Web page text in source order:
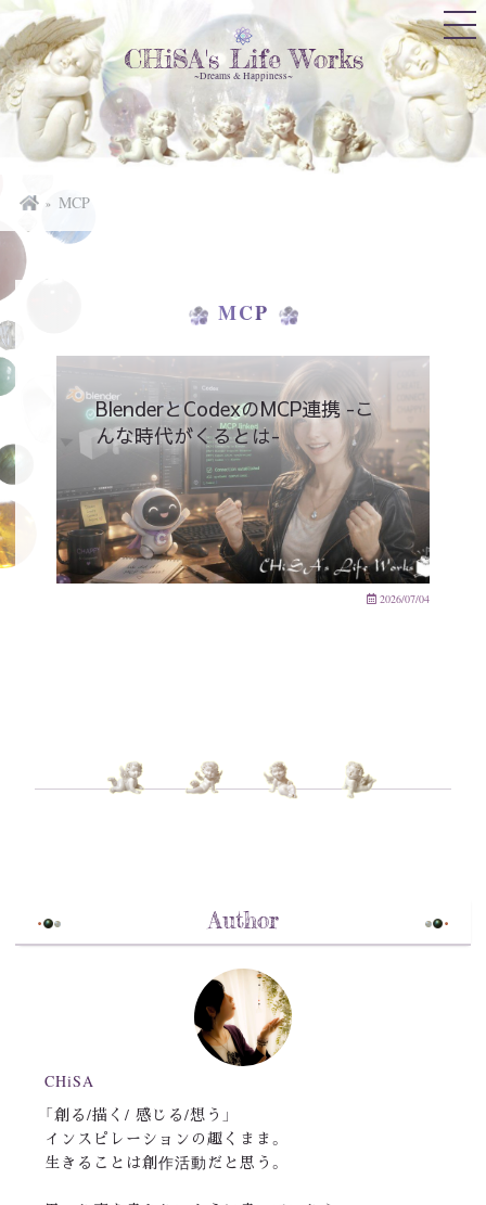
CHiSA's Life Works
~Dreams & Happiness~
MCP
MCP
BlenderとCodexのMCP連携 -こ
んな時代がくるとは-
2026/07/04
Author
CHiSA
「創る/描く/ 感じる/想う」
インスピレーションの趣くまま。
生きることは創作活動だと思う。